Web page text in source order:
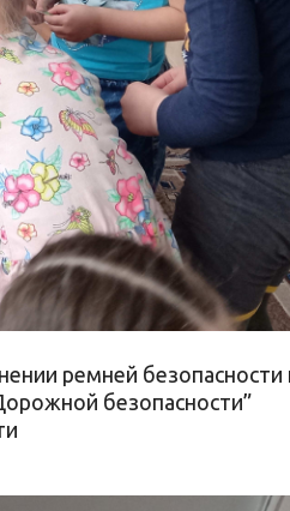
ремней безопасности
безопасности”